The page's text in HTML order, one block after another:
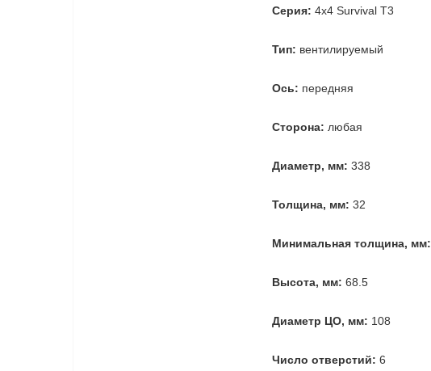
Серия: 4x4 Survival T3
Тип: вентилируемый
Ось: передняя
Сторона: любая
Диаметр, мм: 338
Толщина, мм: 32
Минимальная толщина, мм:
Высота, мм: 68.5
Диаметр ЦО, мм: 108
Число отверстий: 6